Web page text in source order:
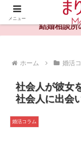
婚活や出会いの
結婚相談所
ホーム 婚活
社会人が彼女
社会人に出会
婚活コラム
メニュー